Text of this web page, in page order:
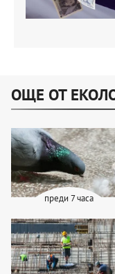
ОЩЕ ОТ
преди 7 часа